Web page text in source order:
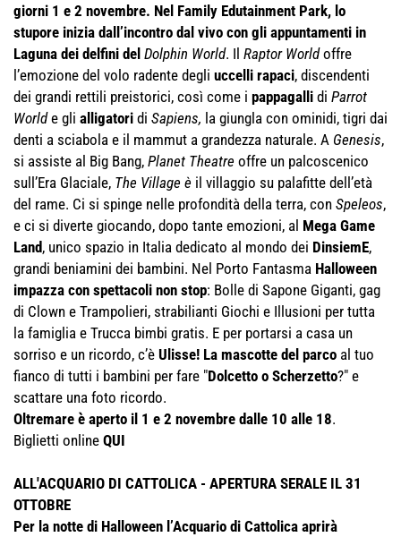
giorni 1 e 2 novembre. Nel Family Edutainment Park, lo
stupore inizia dall’incontro dal vivo con gli appuntamenti in
Laguna dei delfini del Dolphin World. Il Raptor Worldoffre
l’emozione del volo radente degli uccelli rapaci, discendenti
dei grandi rettili preistorici, così come i pappagalli di Parrot
Worlde gli alligatori di Sapiens, la giungla con ominidi, tigri dai
denti a sciabola e il mammut a grandezza naturale. A Genesis,
si assiste al Big Bang, Planet Theatre offre un palcoscenico
sull’Era Glaciale, The Village è il villaggio su palafitte dell’età
del rame. Ci si spinge nelle profondità della terra, con Speleos,
e ci si diverte giocando, dopo tante emozioni, al Mega Game
Land, unico spazio in Italia dedicato al mondo dei DinsiemE,
grandi beniamini dei bambini. Nel Porto Fantasma Halloween
impazza con spettacoli non stop: Bolle di Sapone Giganti, gag
di Clown e Trampolieri, strabilianti Giochi e Illusioni per tutta
la famiglia e Trucca bimbi gratis. E per portarsi a casa un
sorriso e un ricordo, c’è Ulisse! La mascotte del parco al tuo
fianco di tutti i bambini per fare "Dolcetto o Scherzetto?" e
scattare una foto ricordo.
Oltremare è aperto il 1 e 2 novembre dalle 10 alle 18.
Biglietti online QUI
ALL'ACQUARIO DI CATTOLICA - APERTURA SERALE IL 31
OTTOBRE
Per la notte di Halloween l’Acquario di Cattolica aprirà